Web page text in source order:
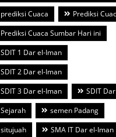
prediksi Cuaca
Prediksi
Prediksi Cuaca Sumbar Hari ini
SDIT 1 Dar el-Iman
SDIT 2 Dar el-Iman
SDIT 3 Dar el-Iman
SDIT
Sejarah
semen Padang
situjuah
SMA IT Dar el-Iman